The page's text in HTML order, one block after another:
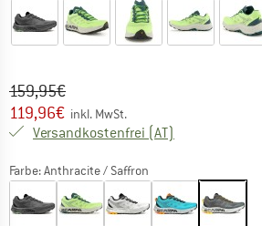
Ursprünglicher Preis :
159,95€
Preis:
119,96€ inkl. MwSt.
Versandkostenfrei (AT)
Farbe:Anthracite / Saffron